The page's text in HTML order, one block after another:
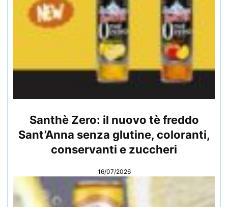
Santhè Zero: il nuovo tè freddo
Sant’Anna senza glutine, coloranti,
conservanti e zuccheri
16/07/2026